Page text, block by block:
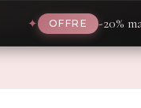
-20% maintenant